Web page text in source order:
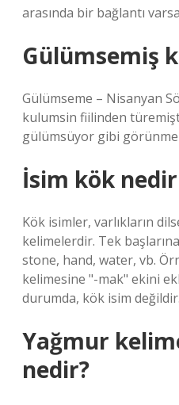
arasında bir bağlantı
Gülümsemiş
Gülümseme – Nisanyan
kulumsin fiilinden
gülümsüyor gibi
İsim kök
Kök isimler, varlıkların
kelimelerdir. Tek
stone, hand, water, vb.
kelimesine "-mak" ekini
durumda, kök isim değildir.
Yağmur
nedir?